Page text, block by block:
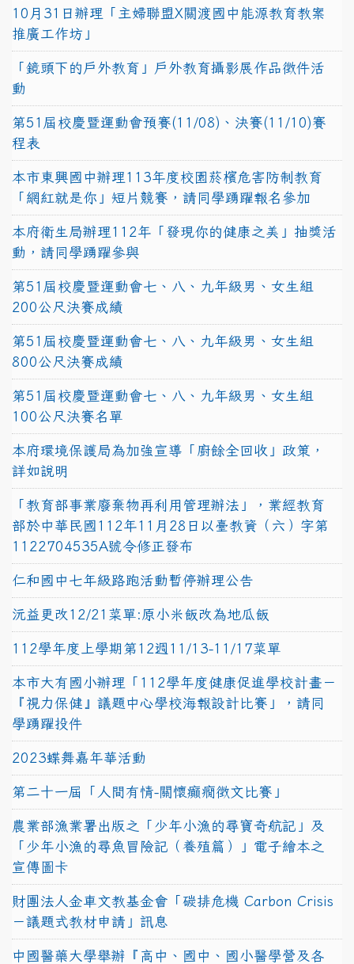
10月31日辦理「主婦聯盟X關渡國中能源教育教案
推廣工作坊」
「鏡頭下的戶外教育」戶外教育攝影展作品徵件活
動
第51屆校慶暨運動會預賽(11/08)、決賽(11/10)賽
程表
本市東興國中辦理113年度校園菸檳危害防制教育
「網紅就是你」短片競賽，請同學踴躍報名參加
本府衛生局辦理112年「發現你的健康之美」抽獎活
動，請同學踴躍參與
第51屆校慶暨運動會七、八、九年級男、女生組
200公尺決賽成績
第51屆校慶暨運動會七、八、九年級男、女生組
800公尺決賽成績
第51屆校慶暨運動會七、八、九年級男、女生組
100公尺決賽名單
本府環境保護局為加強宣導「廚餘全回收」政策，
詳如說明
「教育部事業廢棄物再利用管理辦法」，業經教育
部於中華民國112年11月28日以臺教資（六）字第
1122704535A號令修正發布
仁和國中七年級路跑活動暫停辦理公告
沅益更改12/21菜單:原小米飯改為地瓜飯
112學年度上學期第12週11/13-11/17菜單
本市大有國小辦理「112學年度健康促進學校計畫－
『視力保健』議題中心學校海報設計比賽」，請同
學踴躍投件
2023蝶舞嘉年華活動
第二十一屆「人間有情-關懷癲癇徵文比賽」
農業部漁業署出版之「少年小漁的尋寶奇航記」及
「少年小漁的尋魚冒險記（養殖篇）」電子繪本之
宣傳圖卡
財團法人金車文教基金會「碳排危機 Carbon Crisis
－議題式教材申請」訊息
中國醫藥大學舉辦『高中、國中、國小醫學營及各